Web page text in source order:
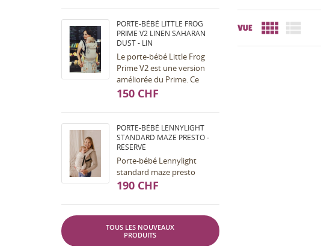
et dorsal...
PORTE-BÉBÉ LITTLE FROG
PRIME V2 LINEN SAHARAN
DUST - LIN
Le porte-bébé Little Frog
Prime V2 est une version
améliorée du Prime. Ce
porte-bébé est pour vous si
bébé dès la...
150 CHF
PORTE-BÉBÉ LENNYLIGHT
STANDARD MAZE PRESTO -
RÉSERVÉ
Porte-bébé Lennylight
standard maze presto
190 CHF
TOUS LES NOUVEAUX
PRODUITS
VUE  